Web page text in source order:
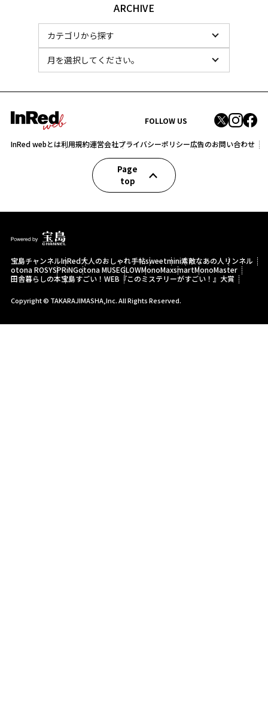
ARCHIVE
FOLLOW US
InRed webとは利用規約運営会社プライバシーポリシー広告のお問い合わせ
Page
top
宝島チャンネルInRed大人のおしゃれ手帖sweetmini素敵なあの人リンネル
otona ROSYSPRiNGotona MUSEGLOWMonoMaxsmartMonoMaster
田舎暮らしの本宝島すごい！WEB 『このミステリーがすごい！』大賞
Copyright © TAKARAJIMASHA,Inc. All Rights Reserved.